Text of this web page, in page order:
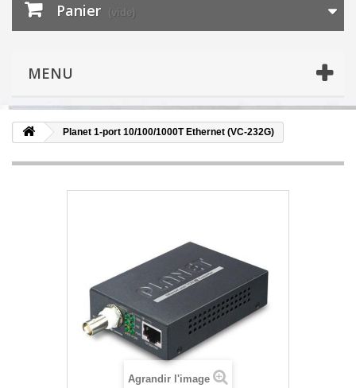
Panier (vide)
MENU
Planet 1-port 10/100/1000T Ethernet (VC-232G)
Agrandir l'image